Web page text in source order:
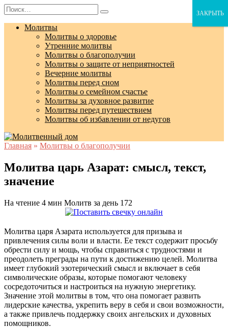
Перейти
к
содержанию
Search
for:
Молитвы
Молитвы о здоровье
Утренние молитвы
Молитвы о благополучии
Молитвы о защите от неприятностей
Вечерние молитвы
Молитвы перед сном
Молитвы о семейном счастье
Молитвы за духовное развитие
Молитвы перед путешествием
Молитвы об избавлении от недугов
Главная » Молитвы о благополучии
Молитва царь Азарат: смысл, текст,
значение
На чтение 4 мин Молитв за день 172
Молитва царя Азарата используется для призыва и
привлечения силы воли и власти. Ее текст содержит просьбу
обрести силу и мощь, чтобы справиться с трудностями и
преодолеть преграды на пути к достижению целей. Молитва
имеет глубокий эзотерический смысл и включает в себя
символические образы, которые помогают человеку
сосредоточиться и настроиться на нужную энергетику.
Значение этой молитвы в том, что она помогает развить
лидерские качества, укрепить веру в себя и свои возможности,
а также привлечь поддержку своих ангельских и духовных
помощников.
ЗАКРЫТЬ